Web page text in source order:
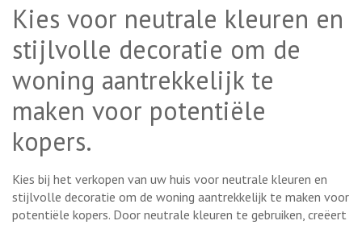
Kies voor neutrale kleuren en
stijlvolle decoratie om de
woning aantrekkelijk te
maken voor potentiële
kopers.
Kies bij het verkopen van uw huis voor neutrale kleuren en
stijlvolle decoratie om de woning aantrekkelijk te maken voor
potentiële kopers. Door neutrale kleuren te gebruiken, creëert